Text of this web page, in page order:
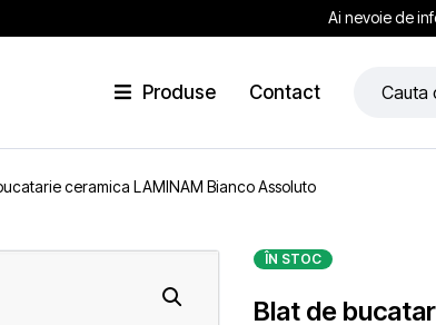
Ai nevoie de
Produse Contact
ceramica LAMINAM Bianco Assoluto
ÎN STOC
Blat de